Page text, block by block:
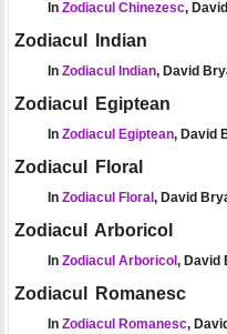
In Zodiacul Chinezesc,
Zodiacul Indian
In Zodiacul Indian, David
Zodiacul Egiptean
In Zodiacul Egiptean, David
Zodiacul Floral
In Zodiacul Floral , David
Zodiacul Arboricol
In Zodiacul Arboricol , David
Zodiacul Romanesc
In Zodiacul Romanesc,